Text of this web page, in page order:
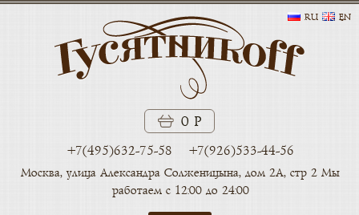
0 Р
+7(495)632-75-58 +7(926)533-44-56
RU EN
Москва, улица Александра Солженицына, дом 2А, стр 2Мы
работаем с 12:00 до 24:00